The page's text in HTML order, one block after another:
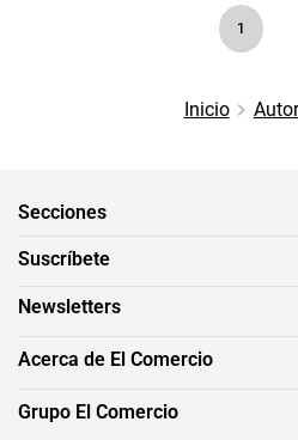
1
Inicio Autor
Secciones
Suscríbete
Newsletters
Acerca de El Comercio
Grupo El Comercio